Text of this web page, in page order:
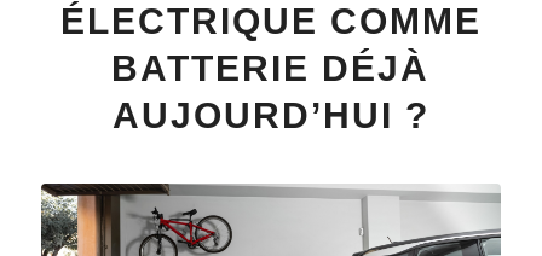
ÉLECTRIQUE COMME
BATTERIE DÉJÀ
AUJOURD’HUI ?